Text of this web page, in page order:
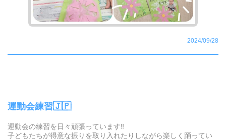
2024/09/28
運動会練習🇯🇵
運動会の練習を日々頑張っています‼︎
子どもたちが得意な振りを取り入れたりしながら楽しく踊ってい